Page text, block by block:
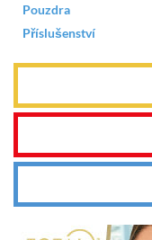
Pouzdra
Příslušenství